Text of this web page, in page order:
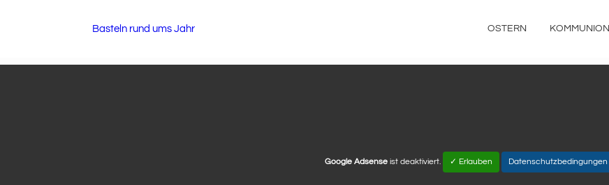
Basteln rund ums Jahr OSTERN KOMMUNION
Google Adsenseist deaktiviert. ✓ Erlauben Datenschutzbedingungen